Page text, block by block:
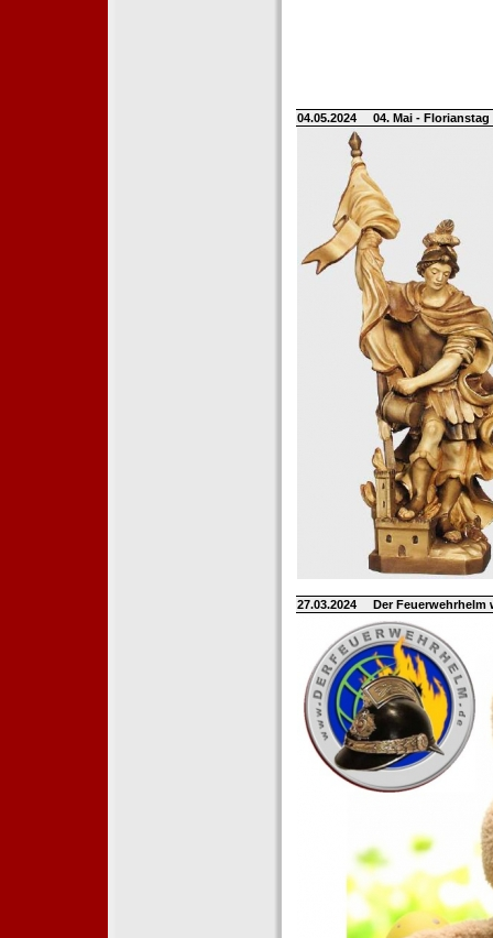
04.05.2024 04. Mai -
27.03.2024 Der